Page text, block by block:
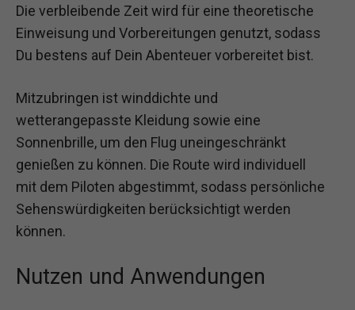
Die verbleibende Zeit wird für eine theoretische
Einweisung und Vorbereitungen genutzt, sodass
Du bestens auf Dein Abenteuer vorbereitet bist.
Mitzubringen ist winddichte und
wetterangepasste Kleidung sowie eine
Sonnenbrille, um den Flug uneingeschränkt
genießen zu können. Die Route wird individuell
mit dem Piloten abgestimmt, sodass persönliche
Sehenswürdigkeiten berücksichtigt werden
können.
Nutzen und Anwendungen